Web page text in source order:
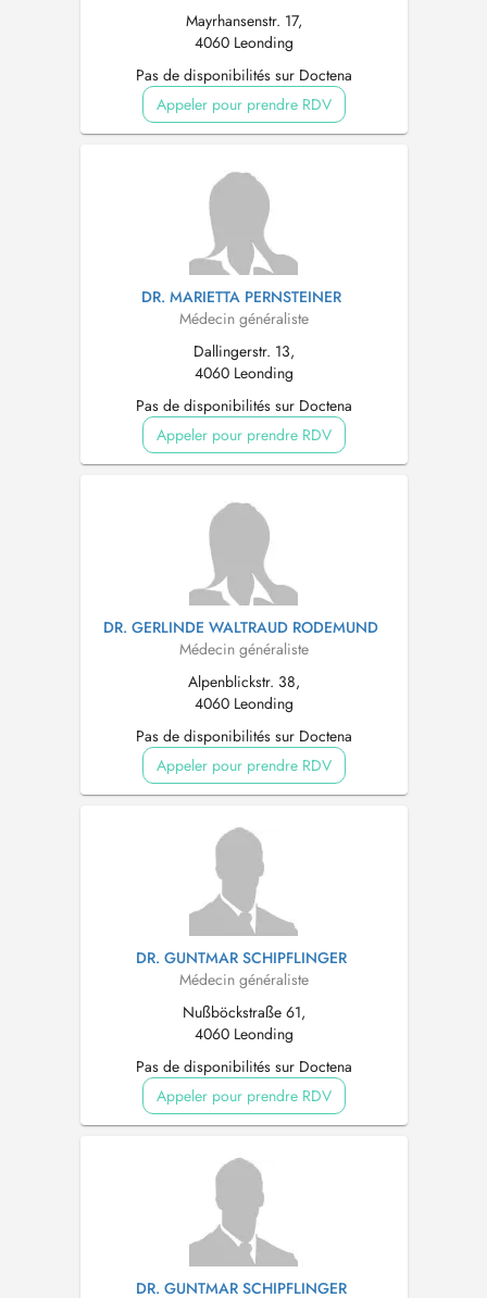
Mayrhansenstr. 17,
4060 Leonding
Pas de disponibilités sur Doctena
Appeler pour prendre RDV
DR. MARIETTA PERNSTEINER
Médecin généraliste
Dallingerstr. 13,
4060 Leonding
Pas de disponibilités sur Doctena
Appeler pour prendre RDV
DR. GERLINDE WALTRAUD RODEMUND
Médecin généraliste
Alpenblickstr. 38,
4060 Leonding
Pas de disponibilités sur Doctena
Appeler pour prendre RDV
DR. GUNTMAR SCHIPFLINGER
Médecin généraliste
Nußböckstraße 61,
4060 Leonding
Pas de disponibilités sur Doctena
Appeler pour prendre RDV
DR. GUNTMAR SCHIPFLINGER